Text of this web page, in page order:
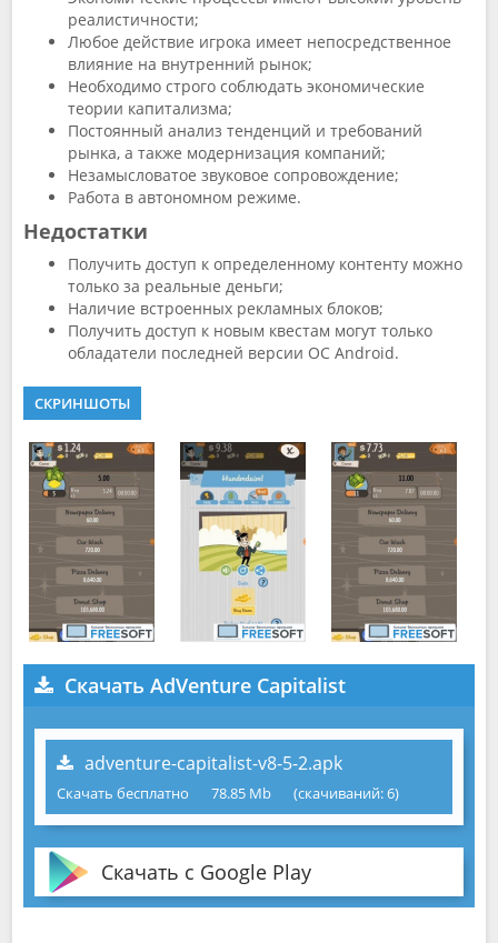
реалистичности;
Любое действие игрока имеет непосредственное
влияние на внутренний рынок;
Необходимо строго соблюдать экономические
теории капитализма;
Постоянный анализ тенденций и требований
рынка, а также модернизация компаний;
Незамысловатое звуковое сопровождение;
Работа в автономном режиме.
Недостатки
Получить доступ к определенному контенту можно
только за реальные деньги;
Наличие встроенных рекламных блоков;
Получить доступ к новым квестам могут только
обладатели последней версии ОС Android.
СКРИНШОТЫ
Скачать AdVenture Capitalist
adventure-capitalist-v8-5-2.apk
Скачать бесплатно 78.85 Mb (cкачиваний: 6)
Скачать с Google Play